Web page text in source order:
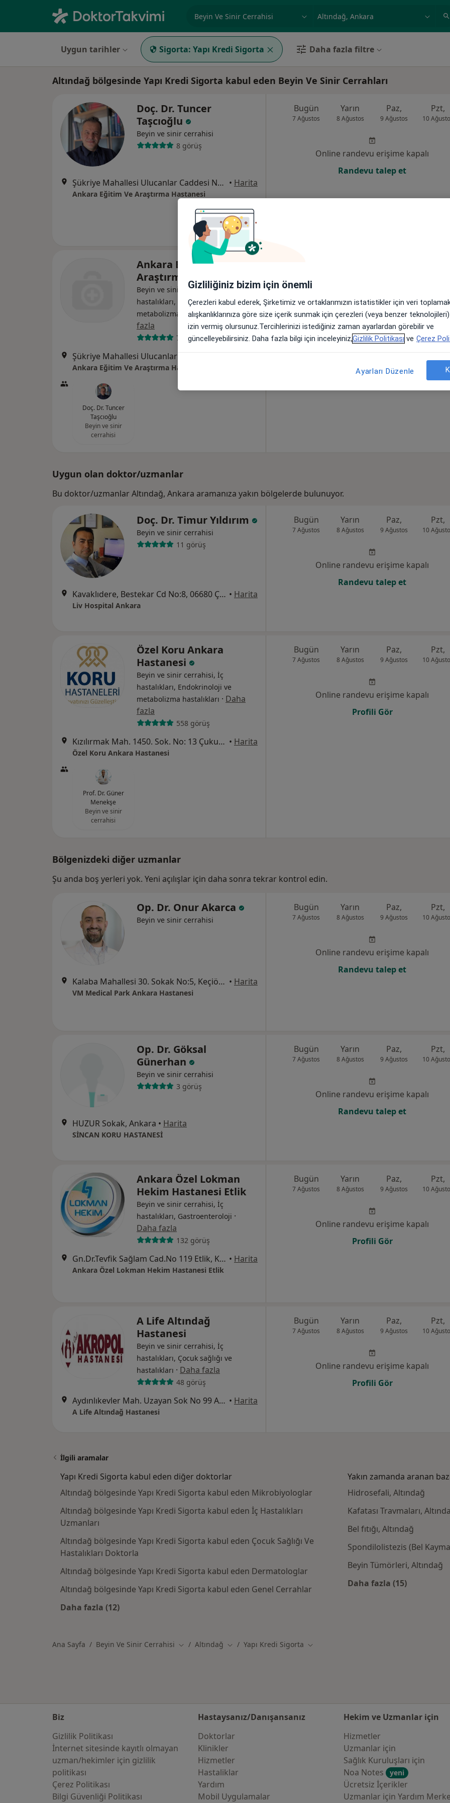
Uygun tarihler Sigorta: Yapı Kredi Sigorta Daha fazla filtre
Altındağ bölgesinde Yapı Kredi Sigorta kabul eden Beyin Ve Sinir Cerrahları
Doç. Dr. Tuncer
Taşcıoğlu
Beyin ve sinir cerrahisi
8 görüş
Şükriye Mahallesi Ulucanlar Caddesi No:89, Altındağ • Harita
Ankara Eğitim Ve Araştırma Hastanesi
Bugün
7 Ağustos
Yarın
8 Ağustos
Paz,
9 Ağustos
Pzt,
10
Online randevu erişime kapalı
Randevu talep et
Ankara Eğitim Ve
Araştırma Hastanesi
Beyin ve sinir cerrahisi, İç
hastalıkları, Endokrinoloji ve
metabolizma hastalıkları·Daha
fazla
72 görüş
Ankara Eğitim Ve Araştırma Hastanesi
Doç. Dr. Tuncer
Taşcıoğlu
Beyin ve sinir
cerrahisi
Online randevu erişime kapalı
Profili Gör
Uygun olan doktor/uzmanlar
Bu doktor/uzmanlar Altındağ, Ankara aramanıza yakın bölgelerde bulunuyor.
Doç. Dr. Timur Yıldırım
Beyin ve sinir cerrahisi
11 görüş
Kavaklıdere, Bestekar Cd No:8, 06680 Çankaya/Ankara, Ankara • Harita
Liv Hospital Ankara
Bugün
7 Ağustos
Yarın
8 Ağustos
Paz,
9 Ağustos
Pzt,
10
Online randevu erişime kapalı
Randevu talep et
Özel Koru Ankara
Hastanesi
Beyin ve sinir cerrahisi, İç
hastalıkları, Endokrinoloji ve
metabolizma hastalıkları · Daha
fazla
558 görüş
Kızılırmak Mah. 1450. Sok. No: 13 Çukurambar, Ankara • Harita
Özel Koru Ankara Hastanesi
Prof. Dr. Güner
Menekşe
Beyin ve sinir
cerrahisi
Bugün
7 Ağustos
Yarın
8 Ağustos
Paz,
9 Ağustos
Pzt,
10
Online randevu erişime kapalı
Profili Gör
Bölgenizdeki diğer uzmanlar
Şu anda boş yerleri yok. Yeni açılışlar için daha sonra tekrar kontrol edin.
Op. Dr. Onur Akarca
Beyin ve sinir cerrahisi
Kalaba Mahallesi 30. Sokak No:5, Keçiören • Harita
VM Medical Park Ankara Hastanesi
Bugün
7 Ağustos
Yarın
8 Ağustos
Paz,
9 Ağustos
Pzt,
10
Online randevu erişime kapalı
Randevu talep et
Op. Dr. Göksal
Günerhan
Beyin ve sinir cerrahisi
3 görüş
HUZUR Sokak, Ankara • Harita
SİNCAN KORU HASTANESİ
Bugün
7 Ağustos
Yarın
8 Ağustos
Paz,
9 Ağustos
Pzt,
10
Online randevu erişime kapalı
Randevu talep et
Ankara Özel Lokman
Hekim Hastanesi Etlik
Beyin ve sinir cerrahisi, İç
hastalıkları, Gastroenteroloji ·
Daha fazla
132 görüş
Gn.Dr.Tevfik Sağlam Cad.No 119 Etlik, Keçiören • Harita
Ankara Özel Lokman Hekim Hastanesi Etlik
Bugün
7 Ağustos
Yarın
8 Ağustos
Paz,
9 Ağustos
Pzt,
10
Online randevu erişime kapalı
Profili Gör
A Life Altındağ
Hastanesi
Beyin ve sinir cerrahisi, İç
hastalıkları, Çocuk sağlığı ve
hastalıkları · Daha fazla
48 görüş
Aydınlıkevler Mah. Uzayan Sok No 99 Altındağ ANKARA, Altındağ • Harita
A Life Altındağ Hastanesi
Bugün
7 Ağustos
Yarın
8 Ağustos
Paz,
9 Ağustos
Pzt,
10
Online randevu erişime kapalı
Profili Gör
İlgili aramalar
Yapı Kredi Sigorta kabul eden diğer doktorlar
Altındağ bölgesinde Yapı Kredi Sigorta kabul eden Mikrobiyologlar
Altındağ bölgesinde Yapı Kredi Sigorta kabul eden İç Hastalıkları
Uzmanları
Altındağ bölgesinde Yapı Kredi Sigorta kabul eden Çocuk Sağlığı Ve
Hastalıkları Doktorla
Altındağ bölgesinde Yapı Kredi Sigorta kabul eden Dermatologlar
Altındağ bölgesinde Yapı Kredi Sigorta kabul eden Genel Cerrahlar
Daha fazla (12)
Yakın zamanda aranan
Hidrosefali, Altındağ
Kafatası Travmaları,
Bel fıtığı, Altındağ
Spondilolistezis (Bel
Beyin Tümörleri, Altındağ
Daha fazla (15)
Ana Sayfa Beyin Ve Sinir Cerrahisi Şehir değiştir
Altındağ Şehir değiştir
Yapı Kredi Sigorta Şehir değiştir
Biz
Gizlilik Politikası
İnternet sitesinde kayıtlı olmayan
uzman/hekimler i̇çin gizlilik
politikası
Çerez Politikası
Bilgi Güvenliği Politikası
Hastaysanız/Danışansanız
Doktorlar
Klinikler
Hizmetler
Hastaliklar
Yardım
Mobil Uygulamalar
Hekim ve Uzmanlar için
Hizmetler
Uzmanlar için
Sağlık Kuruluşları için
Noa Notes
yeni
Ücretsiz İçerikler
Uzmanlar için Yardım
Gizliliğiniz bizim için önemli
Çerezleri kabul ederek, Şirketimiz ve ortaklarımızın istatistikler için veri
alışkanlıklarınıza göre size içerik sunmak için çerezleri (veya benzer
izin vermiş olursunuz.Tercihlerinizi istediğiniz zaman ayarlardan görebilir ve
güncelleyebilirsiniz. Daha fazla bilgi için inceleyiniz,Gizlilik Politikası ve Çerez
Ayarları Düzenle